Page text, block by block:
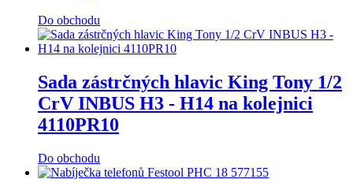
Do obchodu
Sada zástrčných hlavic King Tony 1/2
CrV INBUS H3 - H14 na kolejnici
4110PR10
Do obchodu